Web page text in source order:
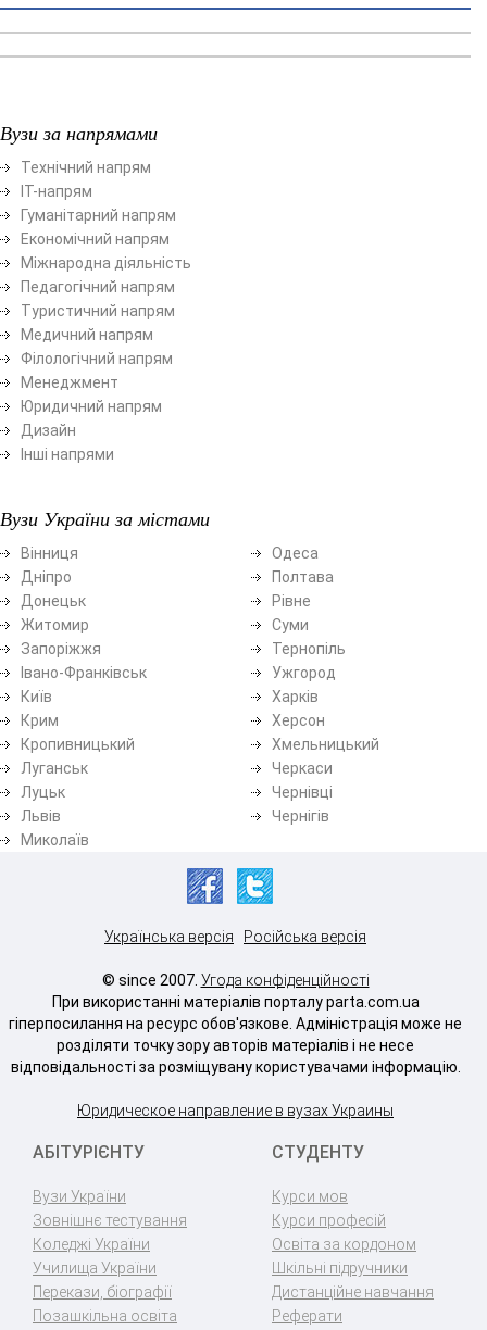
Вузи за напрямами
Технічний напрям
ІТ-напрям
Гуманітарний напрям
Економічний напрям
Міжнародна діяльність
Педагогічний напрям
Туристичний напрям
Медичний напрям
Філологічний напрям
Менеджмент
Юридичний напрям
Дизайн
Інші напрями
Вузи України за містами
Вінниця
Дніпро
Донецьк
Житомир
Запоріжжя
Івано-Франківськ
Київ
Крим
Кропивницький
Луганськ
Луцьк
Львів
Миколаїв
Одеса
Полтава
Рівне
Суми
Тернопіль
Ужгород
Харків
Херсон
Хмельницький
Черкаси
Чернівці
Чернігів
Українська версія Російська версія
© since 2007. Угода конфіденційності
При використанні матеріалів порталу parta.com.ua
гіперпосилання на ресурс обов'язкове. Адміністрація може не
розділяти точку зору авторів матеріалів і не несе
відповідальності за розміщувану користувачами інформацію.
Юридическое направление в вузах Украины
АБІТУРІЄНТУ
Вузи України
Зовнішнє тестування
Коледжі України
Училища України
Перекази, біографії
Позашкільна освіта
СТУДЕНТУ
Курси мов
Курси професій
Освіта за кордоном
Шкільні підручники
Дистанційне навчання
Реферати